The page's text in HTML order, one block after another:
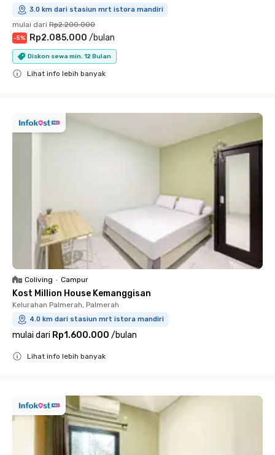
3.0 km dari stasiun mrt istora mandiri
mulai dari Rp2.200.000
-5% Rp2.085.000 /bulan
Diskon sewa min. 12 Bulan
Lihat info lebih banyak
Coliving • Campur
Kost Million House Kemanggisan
Kelurahan Palmerah, Palmerah
4.0 km dari stasiun mrt istora mandiri
mulai dari Rp1.600.000 /bulan
Lihat info lebih banyak